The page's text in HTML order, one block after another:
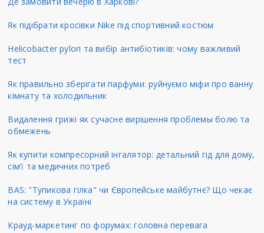
Як підібрати кросівки Nike під спортивний костюм
Helicobacter pylori та вибір антибіотиків: чому важливий
тест
Як правильно зберігати парфуми: руйнуємо міфи про ванну
кімнату та холодильник
Видалення грижі як сучасне вирішення проблемы болю та
обмежень
Як купити компресорний інгалятор: детальний гід для дому,
сім’ї та медичних потреб
BAS: "Тупикова гілка" чи Європейське майбутнє? Що чекає
на систему в Україні
Крауд-маркетинг по форумах: головна перевага